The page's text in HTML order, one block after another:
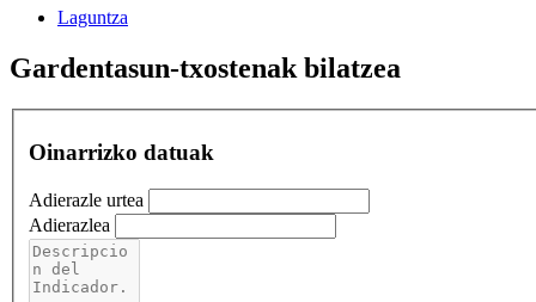
Laguntza
Gardentasun-txostenak bilatzea
Oinarrizko datuak
Adierazle urtea
Adierazlea